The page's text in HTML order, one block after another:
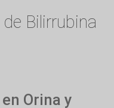
Bilirrubina
Orina y